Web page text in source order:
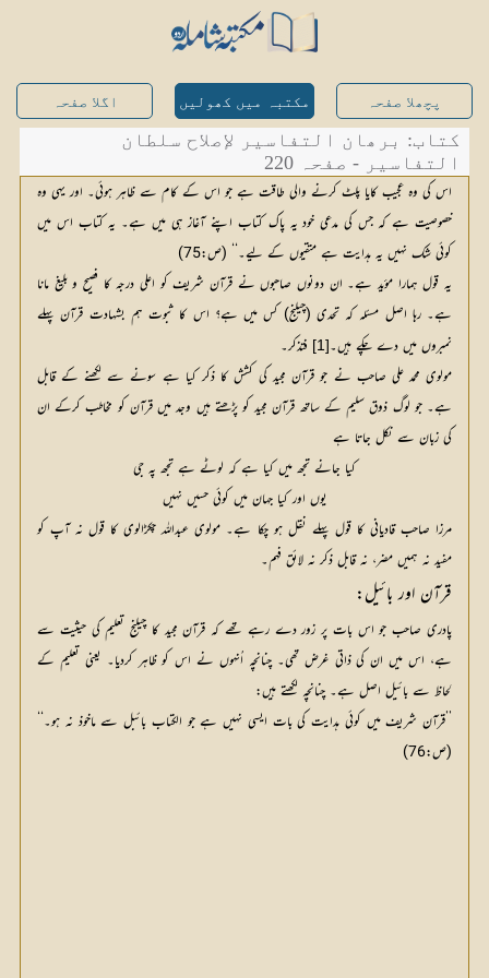
پچھلا صفحہ مکتبہ میں کھولیں اگلا صفحہ
کتاب: برھان التفاسیر لإصلاح سلطان
التفاسیر - صفحہ 220
اس کی وہ عجیب کایا پلٹ کرنے والی طاقت ہے جو اس کے کام سے ظاہر ہوئی۔ اور یہی وہ
خصوصیت ہے کہ جس کی مدعی خود یہ پاک کتاب اپنے آغاز ہی میں ہے۔ یہ کتاب اس میں
کوئی شک نہیں یہ ہدایت ہے متقیوں کے لیے۔‘‘ (ص:75)
یہ قول ہمارا مؤید ہے۔ ان دونوں صاحبوں نے قرآن شریف کو اعلی درجہ کا فصیح و بلیغ مانا
ہے۔ رہا اصل مسئلہ کہ تحدی (چیلنج) کس میں ہے؟ اس کا ثبوت ہم بشہادت قرآن پہلے
نمبروں میں دے چکے ہیں۔[1]
فتذکر۔
مولوی محمد علی صاحب نے جو قرآن مجید کی کشش کا ذکر کیا ہے سونے سے لکھنے کے قابل
ہے۔ جو لوگ ذوق سلیم کے ساتھ قرآن مجید کو پڑھتے ہیں وجد میں قرآن کو مخاطب کرکے ان
کی زبان سے نکل جاتا ہے
کیا جانے تجھ میں کیا ہے کہ لوٹے ہے تجھ پہ جی
یوں اور کیا جہان میں کوئی حسیں نہیں
مرزا صاحب قادیانی کا قول پہلے نقل ہو چکا ہے۔ مولوی عبداللہ چکڑالوی کا قول نہ آپ کو
مفید نہ ہمیں مضر، نہ قابل ذکر نہ لائق فہم۔
قرآن اور بائیل:
پادری صاحب جو اس بات پر زور دے رہے تھے کہ قرآن مجید کا چیلنج تعلیم کی حیثیت سے
ہے، اس میں ان کی ذاتی غرض تھی۔ چنانچہ اُنہوں نے اس کو ظاہر کردیا۔ یعنی تعلیم کے
لحاظ سے بائیل اصل ہے۔ چنانچہ لکھتے ہیں:
’’قرآن شریف میں کوئی ہدایت کی بات ایسی نہیں ہے جو الکتاب بائبل سے ماخوذ نہ ہو۔‘‘
(ص:76)